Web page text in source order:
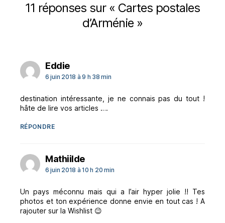
11 réponses sur « Cartes postales
d’Arménie »
Eddiedit :
6 juin 2018 à 9 h 38 min
destination intéressante, je ne connais pas du tout !
hâte de lire vos articles ….
RÉPONDRE
Mathiildedit :
6 juin 2018 à 10 h 20 min
Un pays méconnu mais qui a l’air hyper jolie !! Tes
photos et ton expérience donne envie en tout cas ! A
rajouter sur la Wishlist 😉